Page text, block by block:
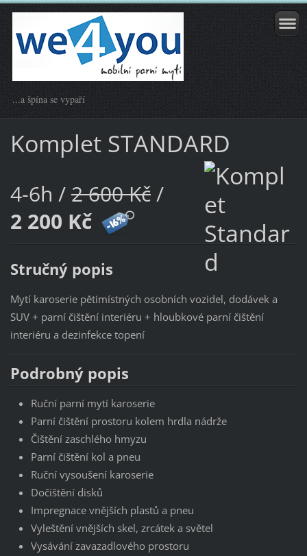
...a špína se vypaří
Komplet STANDARD
4-6h /2 600 Kč/
2 200 Kč
Stručný popis
Mytí karoserie pětimístných osobních vozidel, dodávek a
SUV + parní čištění interiéru + hloubkové parní čištění
interiéru a dezinfekce topení
Podrobný popis
Ruční parní mytí karoserie
Parní čištění prostoru kolem hrdla nádrže
Čištění zaschlého hmyzu
Parní čištění kol a pneu
Ruční vysoušení karoserie
Dočištění disků
Impregnace vnějších plastů a pneu
Vyleštění vnějších skel, zrcátek a světel
Vysávání zavazadlového prostoru